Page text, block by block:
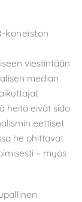
koneiston
viestintään
median
heitä eivät sido
eettiset
he ohittavat
– myös